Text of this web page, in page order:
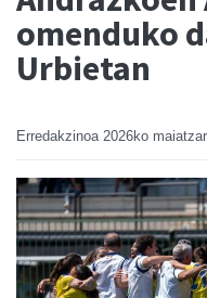
omenduko
Urbietan
Erredakzinoa 2026ko